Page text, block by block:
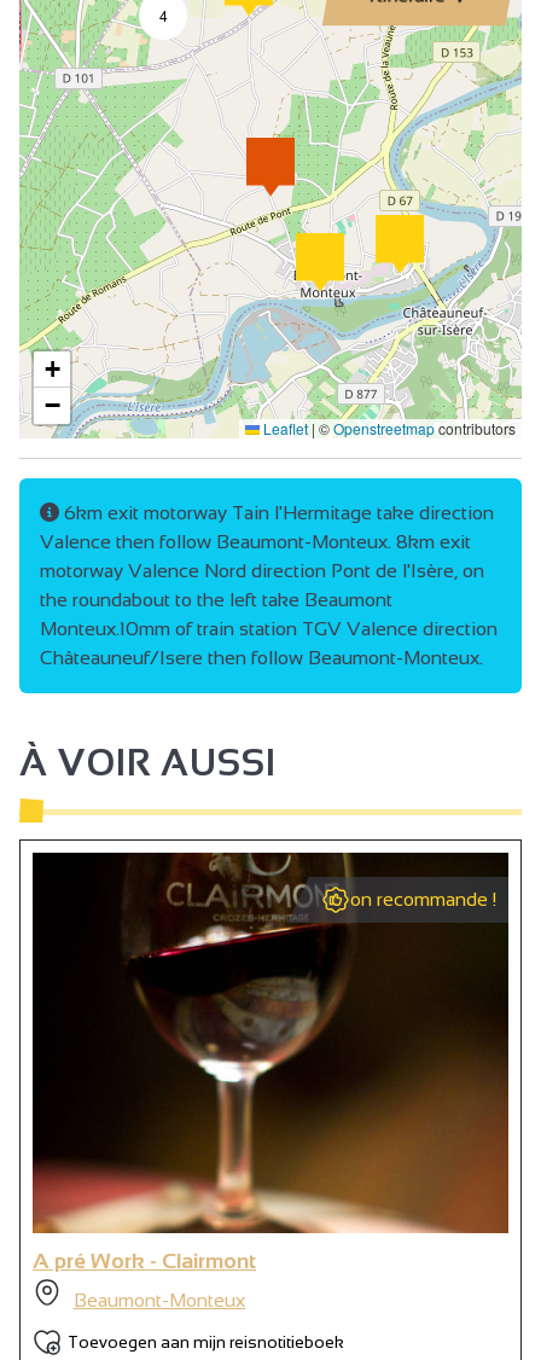
4
+
−
Leaflet | ©Openstreetmapcontributors
6km exit motorway Tain l'Hermitage take direction
Valence then follow Beaumont-Monteux. 8km exit
motorway Valence Nord direction Pont de l'Isère, on
the roundabout to the left take Beaumont
Monteux.10mm of train station TGV Valence direction
Châteauneuf/Isere then follow Beaumont-Monteux.
À VOIR AUSSI
on recommande !
A pré Work - Clairmont
Beaumont-Monteux
Toevoegen aan mijn reisnotitieboek